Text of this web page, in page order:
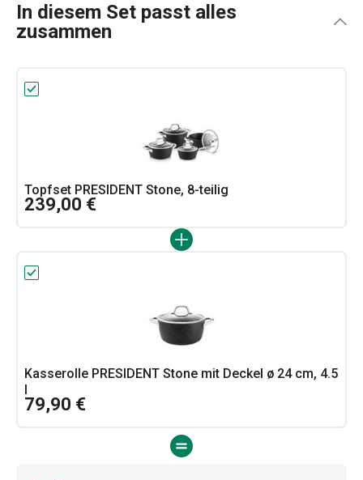
In diesem Set passt alles
zusammen
Topfset PRESIDENT Stone, 8-teilig
239,00 €
Kasserolle PRESIDENT Stone mit Deckel ø 24 cm, 4.5
l
79,90 €